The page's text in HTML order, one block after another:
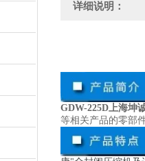
详细说明：
GDW-225D上海坤
等相关产品的零部